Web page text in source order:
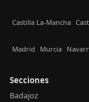
Castilla La-Mancha
Madrid Murcia
Secciones
Badajoz